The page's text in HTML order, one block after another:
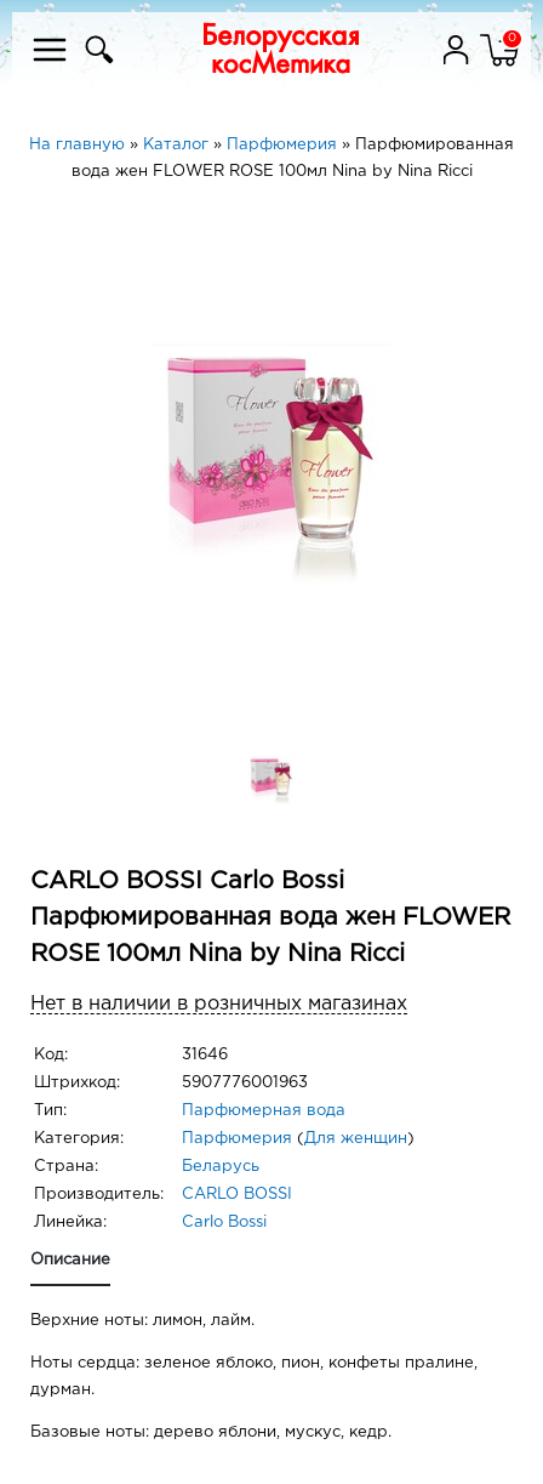
0
На главную » Каталог » Парфюмерия »
Парфюмированная
вода жен FLOWER ROSE 100мл Nina by Nina Ricci
CARLO BOSSI Carlo Bossi
Парфюмированная вода жен FLOWER
ROSE 100мл Nina by Nina Ricci
Нет в наличии в розничных магазинах
Код: 31646
Штрихкод: 5907776001963
Тип: Парфюмерная вода
Категория: Парфюмерия ( Для женщин )
Страна: Беларусь
Производитель: CARLO BOSSI
Линейка: Carlo Bossi
Описание
Верхние ноты: лимон, лайм.
Ноты сердца: зеленое яблоко, пион, конфеты пралине,
дурман.
Базовые ноты: дерево яблони, мускус, кедр.